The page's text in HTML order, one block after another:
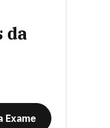
da
Exame